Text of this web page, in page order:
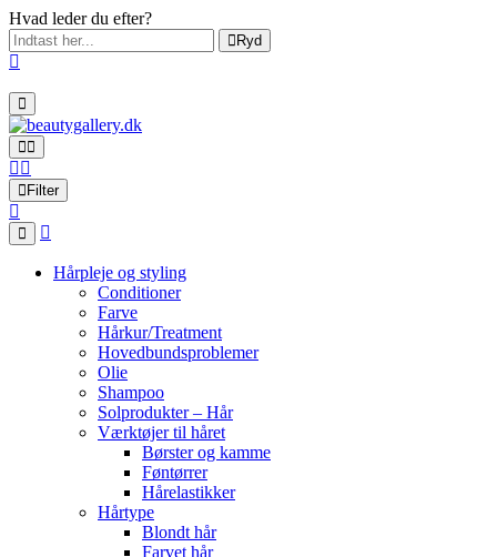
Hvad leder du efter?
Ryd
Filter
Hårpleje og styling
Conditioner
Farve
Hårkur/Treatment
Hovedbundsproblemer
Olie
Shampoo
Solprodukter – Hår
Værktøjer til håret
Børster og kamme
Føntørrer
Hårelastikker
Hårtype
Blondt hår
Farvet hår